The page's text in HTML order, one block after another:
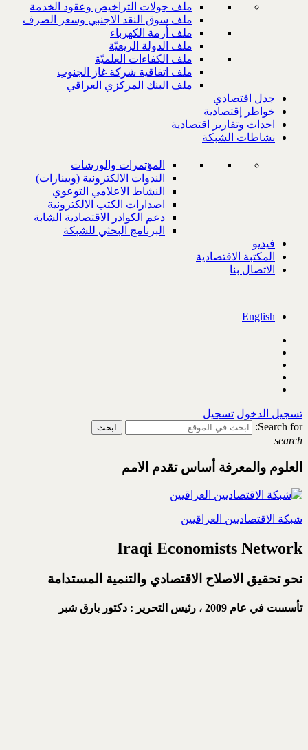
ملف جولات التراخيص وعقود الخدمة
ملف سوق النقد الاجنبي وسعر الصرف
ملف أزمة الكهرباء
ملف الدولة الريعيّة
ملف الكفاءات العلميّة
ملف اتفاقية شركة غاز الجنوب
ملف البنك المركزي العراقي
جدل اقتصادي
خواطر إقتصادية
احداث وتقارير اقتصادية
نشاطات الشبكة
المؤتمرات والورشات
الندوات الالكترونية (وبينارات)
النشاط الاعلامي التوعوي
اصدارات الكتب الالكترونية
دعم الكوادر الاقتصادية الشابة
البرنامج البحثي للشبكة
فيديو
المكتبة الاقتصادية
الاتصال بنا
English
تسجيل الدخول تسجيل
Search for:
search
العلوم والمعرفة أساس تقدم الامم
شبكة الاقتصاديين العراقيين
Iraqi Economists Network
نحو تحقيق الاصلاح الاقتصادي والتنمية المستدامة
تأسست في عام 2009 ، رئيس التحرير : دكتور بارق شبر